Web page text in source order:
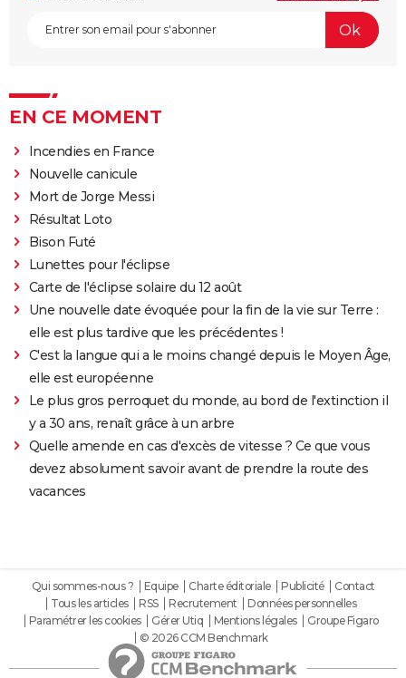
EN CE MOMENT
Incendies en France
Nouvelle canicule
Mort de Jorge Messi
Résultat Loto
Bison Futé
Lunettes pour l'éclipse
Carte de l'éclipse solaire du 12 août
Une nouvelle date évoquée pour la fin de la vie sur Terre :
elle est plus tardive que les précédentes !
C'est la langue qui a le moins changé depuis le Moyen Âge,
elle est européenne
Le plus gros perroquet du monde, au bord de l'extinction il
y a 30 ans, renaît grâce à un arbre
Quelle amende en cas d'excès de vitesse ? Ce que vous
devez absolument savoir avant de prendre la route des
vacances
Qui sommes-nous ? Equipe Charte éditoriale Publicité
Contact
Tous les articles
RSS Recrutement
Données personnelles
Paramétrer les cookies
Gérer Utiq Mentions légales
Groupe Figaro
© 2026 CCM Benchmark